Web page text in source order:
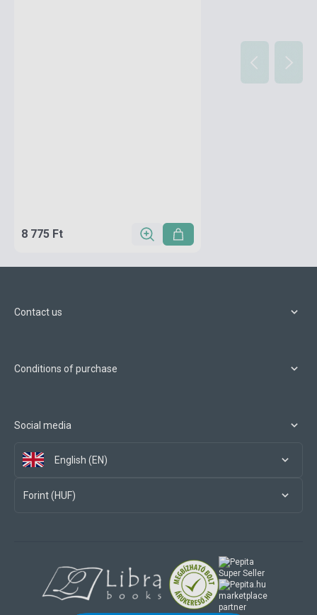
8 775 Ft
Contact us
Conditions of purchase
Social media
English (EN)
Forint (HUF)
marketplace
partner